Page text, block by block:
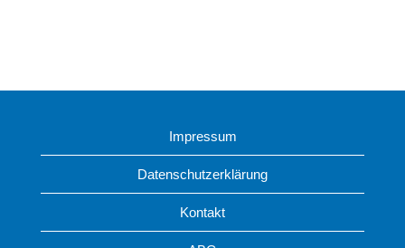
Impressum
Datenschutzerklärung
Kontakt